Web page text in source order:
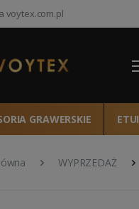
voytex.com.pl
GRAWERSKIE ETUI
WYPRZEDAŻ